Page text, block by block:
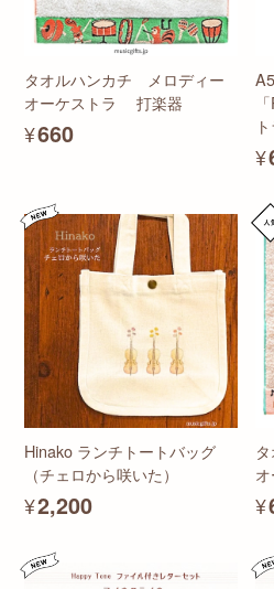
タオルハンカチ メロディー
オーケストラ 打楽器
¥660
Hinako ランチトートバッグ
（チェロから咲いた）
¥2,200